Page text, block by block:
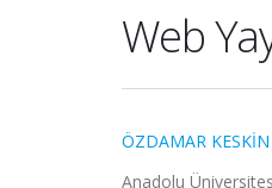
Web
ÖZDAMAR
Anadolu